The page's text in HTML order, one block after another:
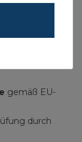
gemäß EU-
durch